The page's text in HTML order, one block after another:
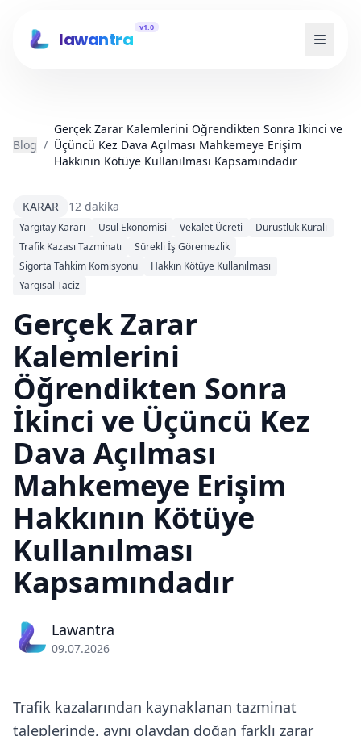
lawantra
v1.0
Blog /
Gerçek Zarar Kalemlerini Öğrendikten Sonra İkinci ve
Üçüncü Kez Dava Açılması Mahkemeye Erişim
Hakkının Kötüye Kullanılması Kapsamındadır
KARAR 12 dakika
Yargıtay Kararı Usul Ekonomisi Vekalet Ücreti
Dürüstlük Kuralı
Trafik Kazası Tazminatı
Sürekli İş Göremezlik
Sigorta Tahkim Komisyonu
Hakkın Kötüye Kullanılması
Yargısal Taciz
Gerçek Zarar
Kalemlerini
Öğrendikten Sonra
İkinci ve Üçüncü Kez
Dava Açılması
Mahkemeye Erişim
Hakkının Kötüye
Kullanılması
Kapsamındadır
Lawantra
09.07.2026
Trafik kazalarından kaynaklanan tazminat
taleplerinde, aynı olaydan doğan farklı zarar